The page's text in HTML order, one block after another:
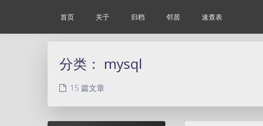
首页 关于 归档 邻居 速查表
分类： mysql
15 篇文章